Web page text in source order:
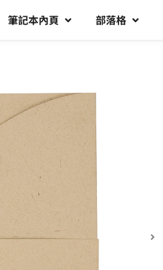
筆記本內頁 部落格